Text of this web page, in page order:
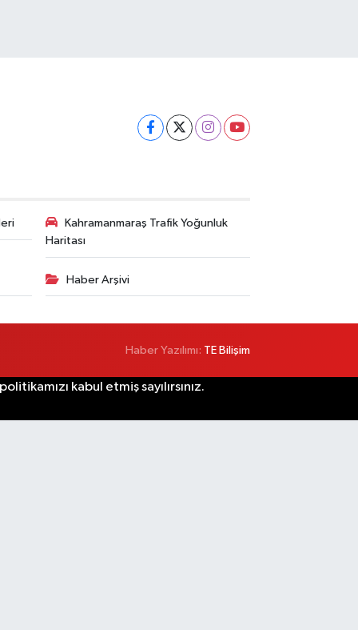
Kahramanmaraş Trafik Yoğunluk
Haritası
Haber Arşivi
Haber Yazılımı: TE Bilişim
kabul etmiş sayılırsınız.